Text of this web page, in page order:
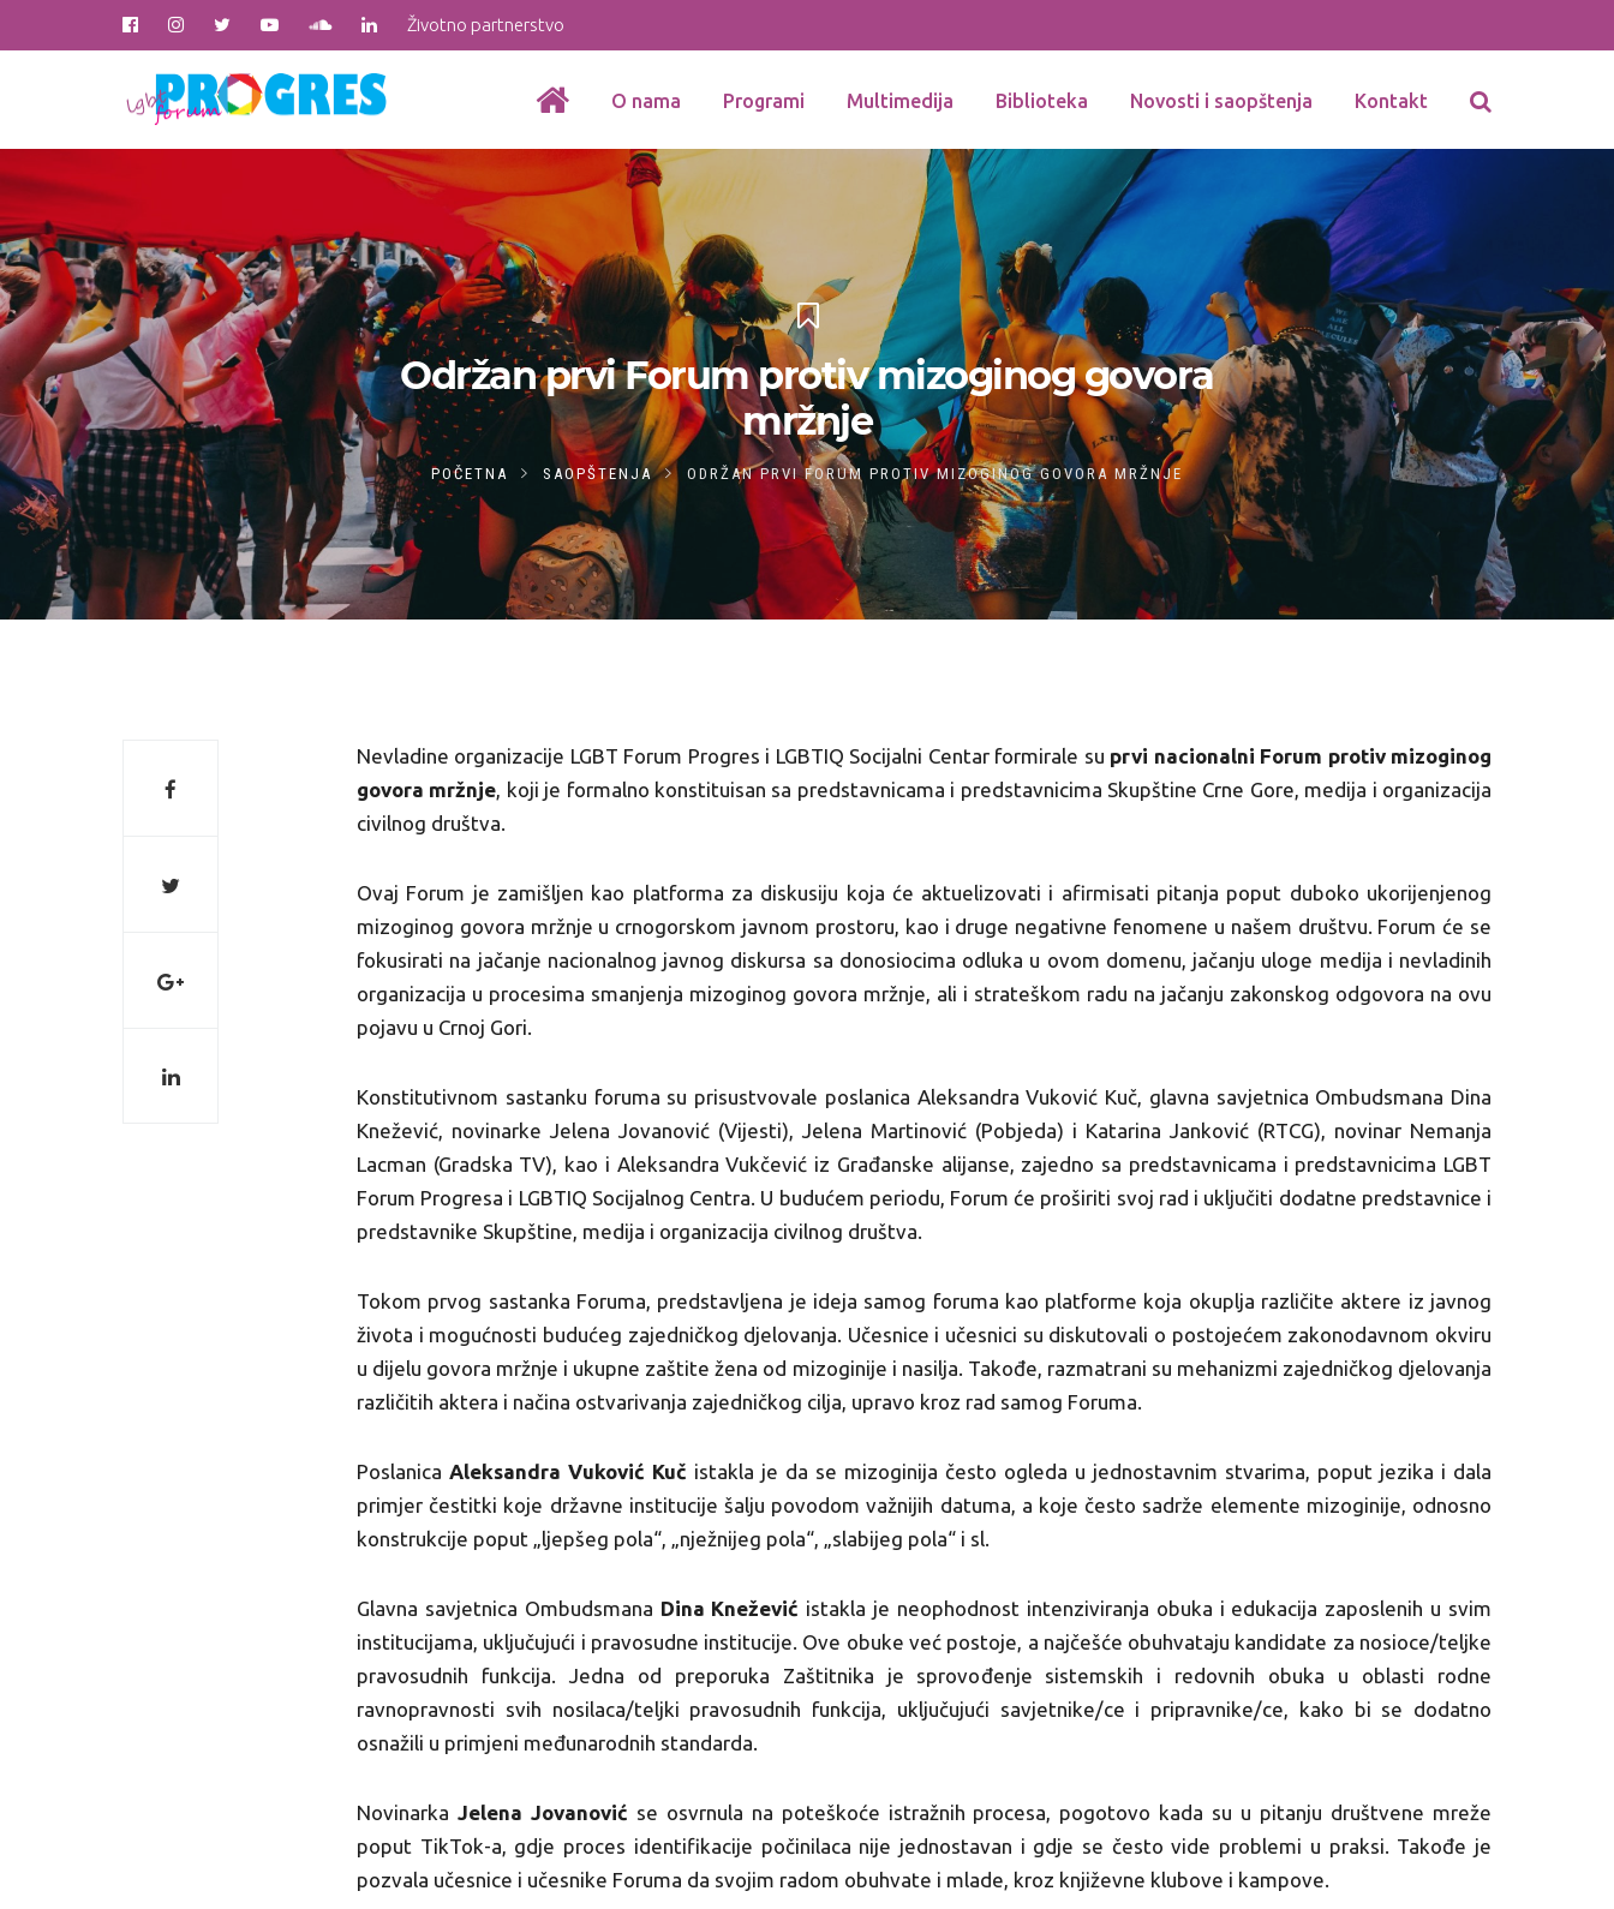
Životno partnerstvo
O nama Programi Multimedija Biblioteka Novosti i saopštenja Kontakt
Održan prvi Forum protiv mizoginog govora
mržnje
POČETNA SAOPŠTENJA ODRŽAN PRVI FORUM PROTIV MIZOGINOG GOVORA MRŽNJE
Nevladine organizacije LGBT Forum Progres i LGBTIQ Socijalni Centar formirale su prvi nacionalni Forum protiv mizoginog
govora mržnje, koji je formalno konstituisan sa predstavnicama i predstavnicima Skupštine Crne Gore, medija i organizacija
civilnog društva.
Ovaj Forum je zamišljen kao platforma za diskusiju koja će aktuelizovati i afirmisati pitanja poput duboko ukorijenjenog
mizoginog govora mržnje u crnogorskom javnom prostoru, kao i druge negativne fenomene u našem društvu. Forum će se
fokusirati na jačanje nacionalnog javnog diskursa sa donosiocima odluka u ovom domenu, jačanju uloge medija i nevladinih
organizacija u procesima smanjenja mizoginog govora mržnje, ali i strateškom radu na jačanju zakonskog odgovora na ovu
pojavu u Crnoj Gori.
Konstitutivnom sastanku foruma su prisustvovale poslanica Aleksandra Vuković Kuč, glavna savjetnica Ombudsmana Dina
Knežević, novinarke Jelena Jovanović (Vijesti), Jelena Martinović (Pobjeda) i Katarina Janković (RTCG), novinar Nemanja
Lacman (Gradska TV), kao i Aleksandra Vukčević iz Građanske alijanse, zajedno sa predstavnicama i predstavnicima LGBT
Forum Progresa i LGBTIQ Socijalnog Centra. U budućem periodu, Forum će proširiti svoj rad i uključiti dodatne predstavnice i
predstavnike Skupštine, medija i organizacija civilnog društva.
Tokom prvog sastanka Foruma, predstavljena je ideja samog foruma kao platforme koja okuplja različite aktere iz javnog
života i mogućnosti budućeg zajedničkog djelovanja. Učesnice i učesnici su diskutovali o postojećem zakonodavnom okviru
u dijelu govora mržnje i ukupne zaštite žena od mizoginije i nasilja. Takođe, razmatrani su mehanizmi zajedničkog djelovanja
različitih aktera i načina ostvarivanja zajedničkog cilja, upravo kroz rad samog Foruma.
Poslanica Aleksandra Vuković Kuč istakla je da se mizoginija često ogleda u jednostavnim stvarima, poput jezika i dala
primjer čestitki koje državne institucije šalju povodom važnijih datuma, a koje često sadrže elemente mizoginije, odnosno
konstrukcije poput „ljepšeg pola“, „nježnijeg pola“, „slabijeg pola“ i sl.
Glavna savjetnica Ombudsmana Dina Knežević istakla je neophodnost intenziviranja obuka i edukacija zaposlenih u svim
institucijama, uključujući i pravosudne institucije. Ove obuke već postoje, a najčešće obuhvataju kandidate za nosioce/teljke
pravosudnih funkcija. Jedna od preporuka Zaštitnika je sprovođenje sistemskih i redovnih obuka u oblasti rodne
ravnopravnosti svih nosilaca/teljki pravosudnih funkcija, uključujući savjetnike/ce i pripravnike/ce, kako bi se dodatno
osnažili u primjeni međunarodnih standarda.
Novinarka Jelena Jovanović se osvrnula na poteškoće istražnih procesa, pogotovo kada su u pitanju društvene mreže
poput TikTok-a, gdje proces identifikacije počinilaca nije jednostavan i gdje se često vide problemi u praksi. Takođe je
pozvala učesnice i učesnike Foruma da svojim radom obuhvate i mlade, kroz književne klubove i kampove.